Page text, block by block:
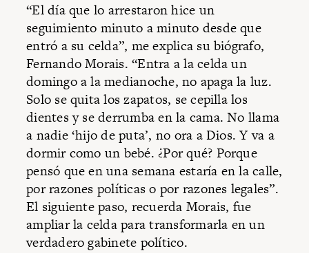
“El día que lo arrestaron hice un
seguimiento minuto a minuto desde que
entró a su celda”, me explica su biógrafo,
Fernando Morais. “Entra a la celda un
domingo a la medianoche, no apaga la luz.
Solo se quita los zapatos, se cepilla los
dientes y se derrumba en la cama. No llama
a nadie ‘hijo de puta’, no ora a Dios. Y va a
dormir como un bebé. ¿Por qué? Porque
pensó que en una semana estaría en la calle,
por razones políticas o por razones legales”.
El siguiente paso, recuerda Morais, fue
ampliar la celda para transformarla en un
verdadero gabinete político.